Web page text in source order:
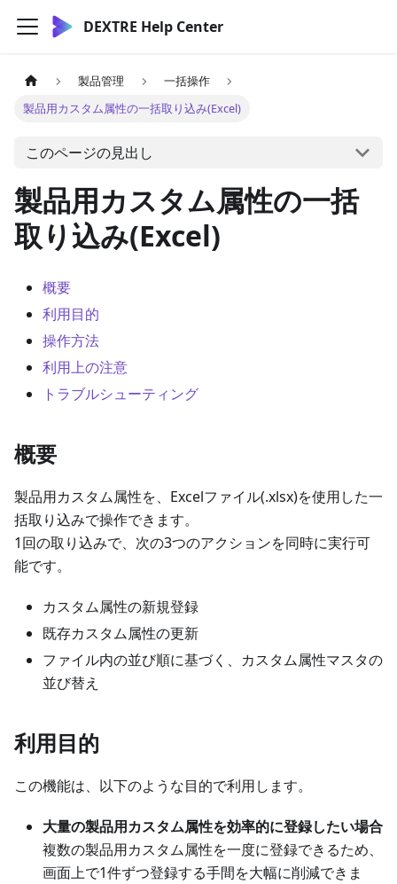
DEXTRE Help Center
製品管理
一括操作
製品用カスタム属性の一括取り込み(Excel)
このページの見出し
製品用カスタム属性の一括
取り込み(Excel)
概要
利用目的
操作方法
利用上の注意
トラブルシューティング
概要
製品用カスタム属性を、Excelファイル(.xlsx)を使用した一
括取り込みで操作できます。
1回の取り込みで、次の3つのアクションを同時に実行可
能です。
カスタム属性の新規登録
既存カスタム属性の更新
ファイル内の並び順に基づく、カスタム属性マスタの
並び替え
利用目的
この機能は、以下のような目的で利用します。
大量の製品用カスタム属性を効率的に登録したい場合
複数の製品用カスタム属性を一度に登録できるため、
画面上で1件ずつ登録する手間を大幅に削減できま